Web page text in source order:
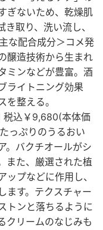
ぎないため、乾燥肌
取り、洗い流し、
な配合成分＞コメ発
醸造技術から生まれ
ミンなどが豊富。酒
イトニング効果
スを整える。
込￥9,680(本体価
っぷりのうるおい
。バクチオールがシ
また、厳選された植
プなどに作用し、
ます。テクスチャー
トンと落ちるように
クリームのなじみも